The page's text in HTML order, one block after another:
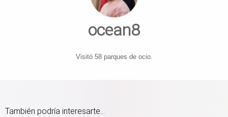
ocean8
Visitó 58 parques de ocio.
También podría interesarte...